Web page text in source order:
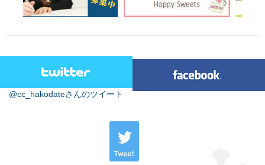
@cc_hakodateさんのツイート